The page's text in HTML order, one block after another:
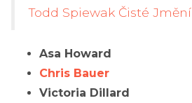
Todd Spiewak Čisté Jmění
Asa Howard
Chris Bauer
Victoria Dillard